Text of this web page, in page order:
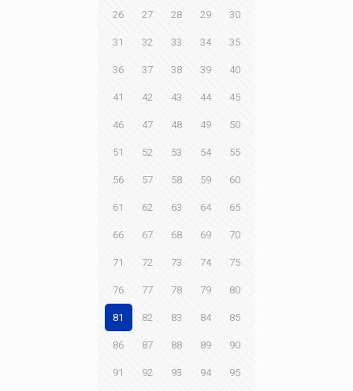
26 27 28 29 30
31 32 33 34 35
36 37 38 39 40
41 42 43 44 45
46 47 48 49 50
51 52 53 54 55
56 57 58 59 60
61 62 63 64 65
66 67 68 69 70
71 72 73 74 75
76 77 78 79 80
81 82 83 84 85
86 87 88 89 90
91 92 93 94 95